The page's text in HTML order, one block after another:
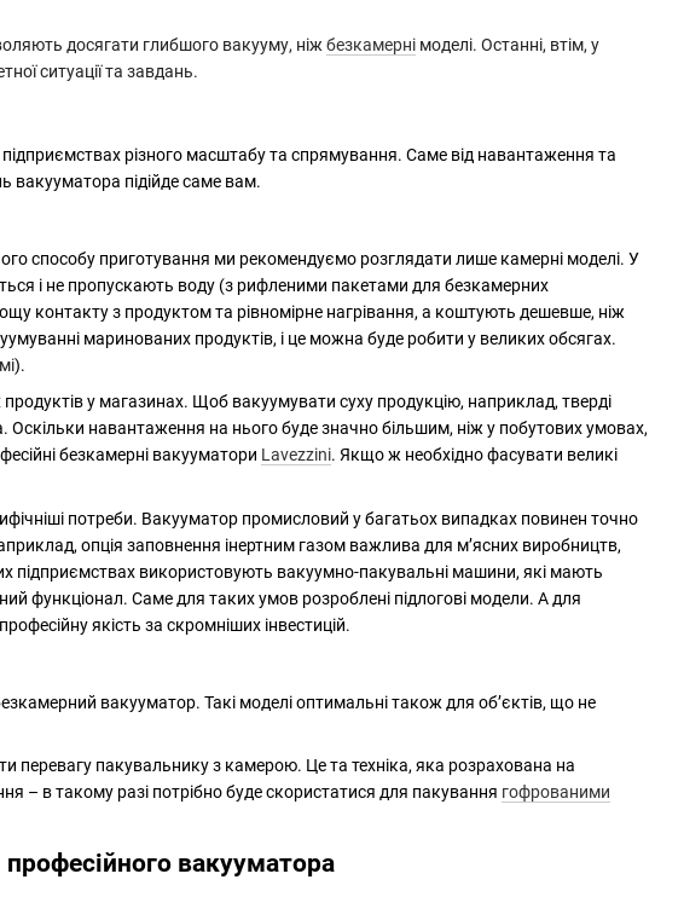
досягати глибшого вакууму, ніж безкамерні моделі. Останні, втім, у
ситуаціїта завдань.
різного масштабу та спрямування. Саме від навантаження та
вакууматора підійде саме вам.
способу приготування ми рекомендуємо розглядати лише камерні моделі. У
і не пропускають воду (з рифленими пакетами для безкамерних
контакту з продуктом та рівномірне нагрівання, а коштують дешевше, ніж
маринованих продуктів, і це можна буде робити у великих обсягах.
).
у магазинах. Щоб вакуумувати суху продукцію, наприклад, тверді
навантаження на нього буде значно більшим, ніж у побутових умовах,
безкамерні вакууматори Lavezzini. Якщо ж необхідно фасувати великі
потреби. Вакууматор промисловий у багатьох випадках повинен точно
опція заповнення інертним газом важлива для м’ясних виробництв,
підприємствах використовують вакуумно-пакувальні машини, які мають
функціонал. Саме для таких умов розроблені підлогові модели. А для
якість за скромніших інвестицій.
вакууматор. Такі моделі оптимальні також для об’єктів, що не
перевагу пакувальнику з камерою. Це та техніка, яка розрахована на
– в такому разі потрібно буде скористатися для пакування гофрованими
вакууматора